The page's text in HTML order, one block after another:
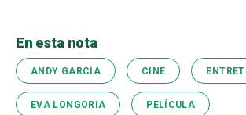
En esta nota
ANDY GARCIA CINE
EVA LONGORIA PELÍCULA